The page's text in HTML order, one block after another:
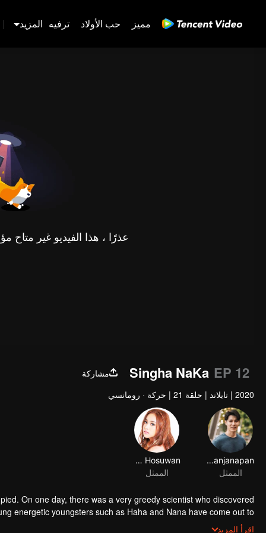
مميز حب الأولاد ترفيه المزيد |
عذرًا ، هذا الفيديو غير
Singha NaKa EP 12
مشاركة
2020
| تايلاند | حلقة 21 | حركة · رومانسي
Chantana Kritkanjanapan
الممثل
Eisaya Hosuwan
الممثل
On one day, there was a very greedy scientist who discovered
energetic youngsters such as Haha and Nana have come out to
The mission is to stumble upon the love story. Make sure to make
اقرأ المزيد